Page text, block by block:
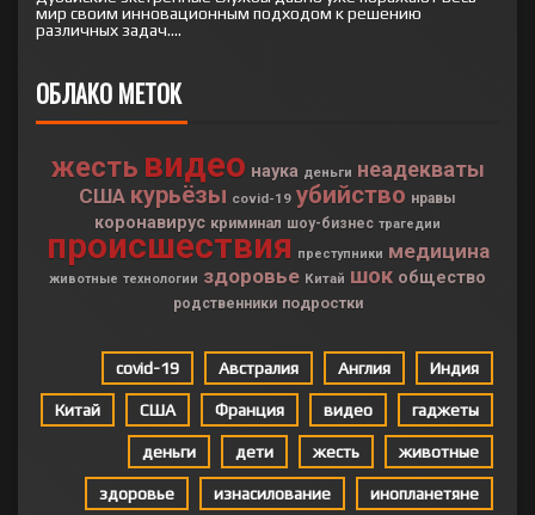
мир своим инновационным подходом к решению
различных задач....
ОБЛАКО МЕТОК
жесть видео наука деньги неадекваты
США курьёзы covid-19 убийство нравы
коронавирус криминал шоу-бизнес трагедии
происшествия преступники медицина
животные технологии здоровье Китай шок общество
родственники подростки
covid-19 Австралия Англия Индия
Китай США Франция видео гаджеты
деньги дети жесть животные
здоровье изнасилование инопланетяне